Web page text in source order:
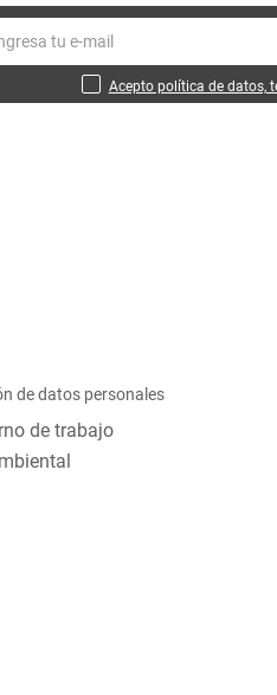
Acepto política de datos,
de datos personales
de trabajo